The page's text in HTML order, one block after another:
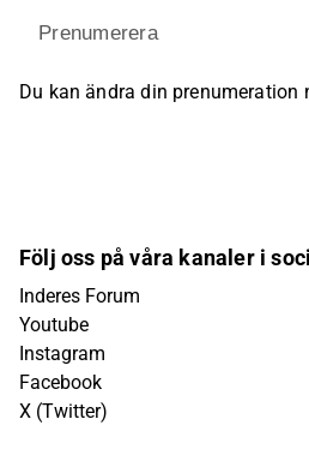
Prenumerera
Du kan ändra din prenumeration
Följ oss på våra kanaler i
Inderes Forum
Youtube
Instagram
Facebook
X (Twitter)